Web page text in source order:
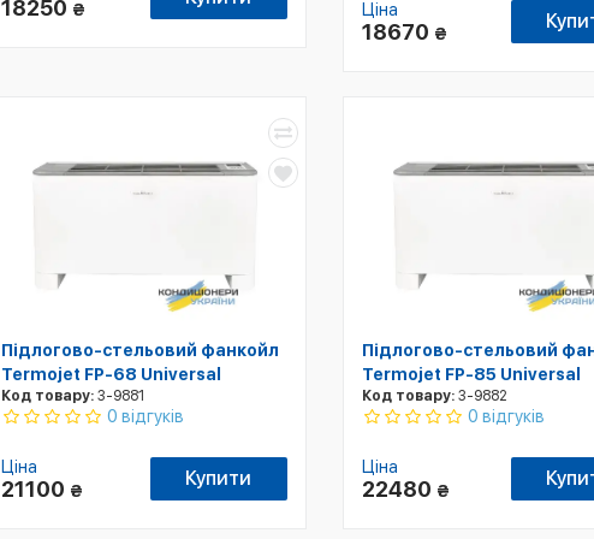
18250 ₴ Ціна
18670 ₴
Підлогово-стельовий фанкойл
Termojet FP-68 Universal
Код товару: 3-9881
0 відгуків
Ціна
21100 ₴
Купити
Підлогово-стельовий
Termojet FP-85 Universal
Код товару:3-9882
0 відгуків
Ціна
22480 ₴